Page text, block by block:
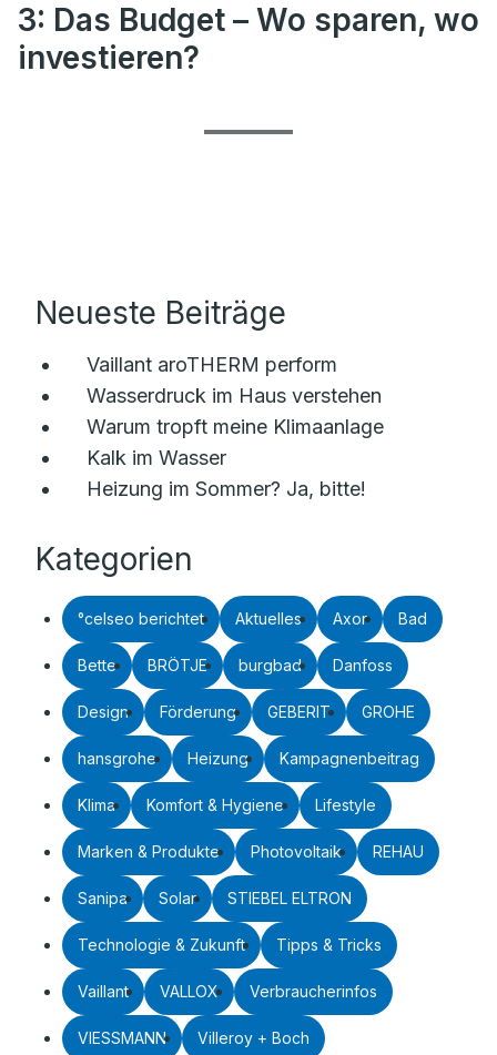
3: Das Budget – Wo sparen, wo
investieren?
Neueste Beiträge
Vaillant aroTHERM perform
Wasserdruck im Haus verstehen
Warum tropft meine Klimaanlage
Kalk im Wasser
Heizung im Sommer? Ja, bitte!
Kategorien
°celseo berichtet Aktuelles Axor Bad
Bette BRÖTJE burgbad Danfoss
Design Förderung GEBERIT GROHE
hansgrohe Heizung Kampagnenbeitrag
Klima Komfort & Hygiene Lifestyle
Marken & Produkte Photovoltaik REHAU
Sanipa Solar STIEBEL ELTRON
Technologie & Zukunft Tipps & Tricks
Vaillant VALLOX Verbraucherinfos
VIESSMANN Villeroy + Boch